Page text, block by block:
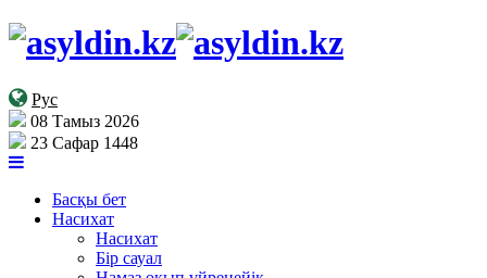
Рус
08 Тамыз 2026
23 Сафар 1448
Басқы бет
Насихат
Насихат
Бір сауал